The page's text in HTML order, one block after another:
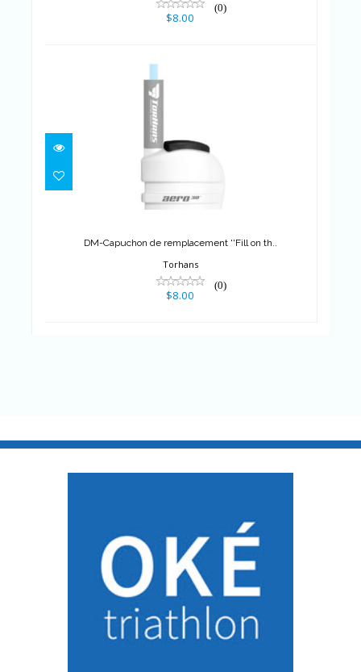
(0)
$8.00
DM-Capuchon de
remplacement ''Fill on th..
DM-Capuchon de remplacement ''Fill on th..
Torhans
(0)
$8.00